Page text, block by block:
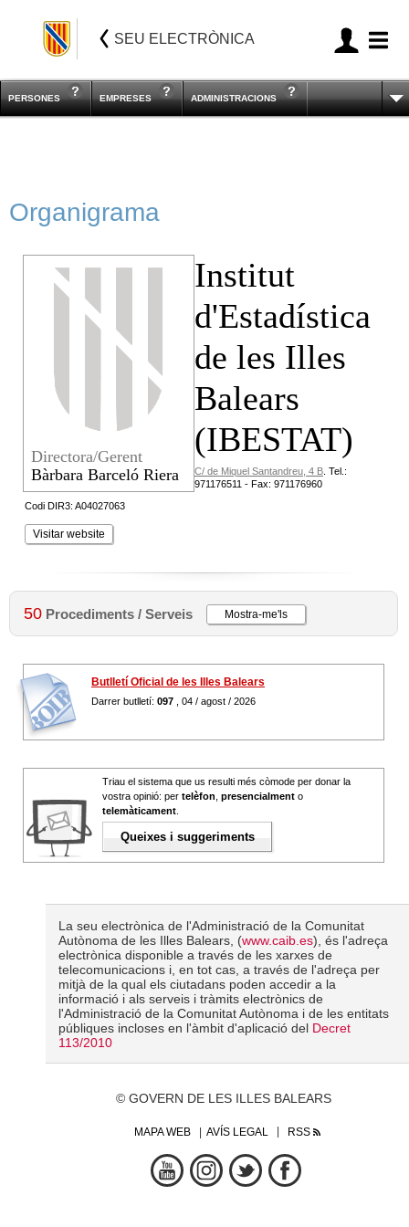
SEU ELECTRÒNICA
PERSONES EMPRESES ADMINISTRACIONS
Organigrama
Directora/Gerent
Bàrbara Barceló Riera
Institut
d'Estadística
de les Illes
Balears
(IBESTAT)
C/ de Miquel Santandreu, 4 B Tel.:
971176511 - Fax: 971176960
Codi DIR3: A04027063
Visitar website
50 Procediments / Serveis Mostra-me'ls
Butlletí Oficial de les Illes Balears
Darrer butlletí: 097 , 04 / agost / 2026
Triau el sistema que us resulti més còmode per donar la
vostra opinió: per telèfon presencialment o
telemàticament
Queixes i suggeriments
La seu electrònica de l'Administració de la Comunitat
Autònoma de les Illes Balears, (www.caib.es), és l'adreça
electrònica disponible a través de les xarxes de
telecomunicacions i, en tot cas, a través de l'adreça per
mitjà de la qual els ciutadans poden accedir a la
informació i als serveis i tràmits electrònics de
l'Administració de la Comunitat Autònoma i de les entitats
públiques incloses en l'àmbit d'aplicació del Decret
113/2010
© GOVERN DE LES ILLES BALEARS
MAPA WEB AVÍS LEGAL RSS